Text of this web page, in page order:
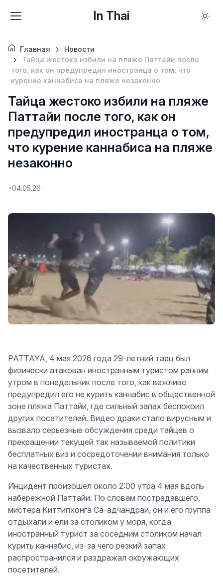
In Thai
Главная
Новости
Тайца жестоко избили на пляже Паттайи после
того, как он предупредил иностранца о том, что
курение каннабиса на пляже незаконно
Тайца жестоко избили на пляже
Паттайи после того, как он
предупредил иностранца о том,
что курение каннабиса на пляже
незаконно
04.05.26
PATTAYA, 4 мая 2026 года 29-летний таец был
физически атакован иностранным туристом ранним
утром в понедельник после того, как вежливо
предупредил его не курить каннабис в общественной
зоне пляжа Паттайи, где сильный запах беспокоил
других посетителей. Видео драки стало вирусным и
вызвало серьезные обсуждения среди тайцев о
прекращении текущей так называемой политики
бесплатных виз и сосредоточении внимания только
на качественных туристах.
Инцидент произошел около 2:00 утра 4 мая вдоль
набережной Паттайи. По словам пострадавшего,
мистера Киттипхонга Са-адчандраи, он и его группа
отдыхали и ели за столиком у моря, когда
иностранный турист за соседним столиком начал
курить каннабис, из-за чего резкий запах
распространился и раздражал окружающих
посетителей.